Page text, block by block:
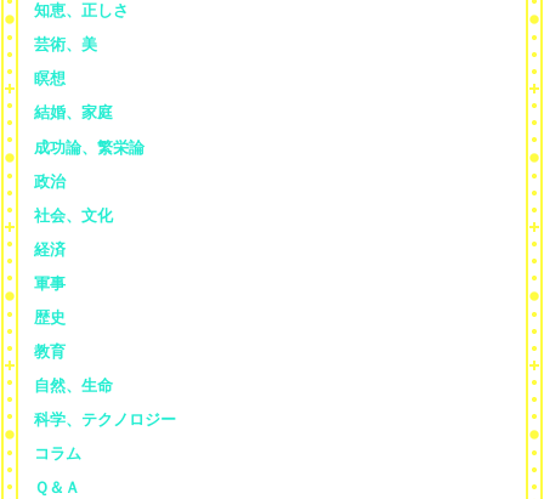
知恵、正しさ
芸術、美
瞑想
結婚、家庭
成功論、繁栄論
政治
社会、文化
経済
軍事
歴史
教育
自然、生命
科学、テクノロジー
コラム
Ｑ＆Ａ